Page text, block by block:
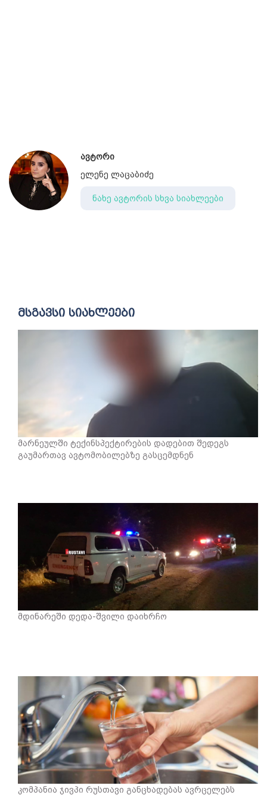
ავტორი
ელენე ლაცაბიძე
ნახე ავტორის სხვა სიახლეები
მსგავსი სიახლეები
მარნეულში ტექინსპექტირების დადებით შედეგს
გაუმართავ ავტომობილებზე გასცემდნენ
მდინარეში დედა-შვილი დაიხრჩო
კომპანია ჯივპი რუსთავი განცხადებას ავრცელებს